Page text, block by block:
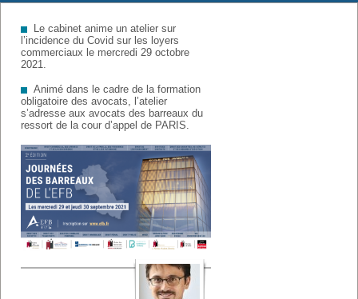
Le cabinet anime un atelier sur
l’incidence du Covid sur les loyers
commerciaux le mercredi 29 octobre
2021.
Animé dans le cadre de la formation
obligatoire des avocats, l’atelier
s’adresse aux avocats des barreaux du
ressort de la cour d’appel de PARIS.